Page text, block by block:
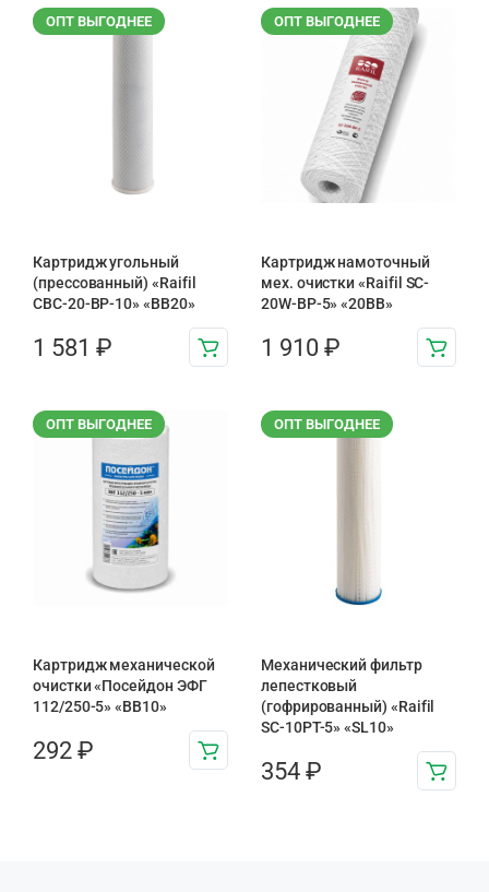
ОПТ ВЫГОДНЕЕ
Картридж угольный
(прессованный) «Raifil
CBC-20-BP-10» «BB20»
1 581 ₽
ОПТ ВЫГОДНЕЕ
Картридж намоточный
мех. очистки «Raifil SC-
20W-BP-5» «20BB»
1 910 ₽
ОПТ ВЫГОДНЕЕ
Картридж механической
очистки «Посейдон ЭФГ
112/250-5» «ВВ10»
292 ₽
ОПТ ВЫГОДНЕЕ
Механический фильтр
лепестковый
(гофрированный) «Raifil
SC-10PT-5» «SL10»
354 ₽